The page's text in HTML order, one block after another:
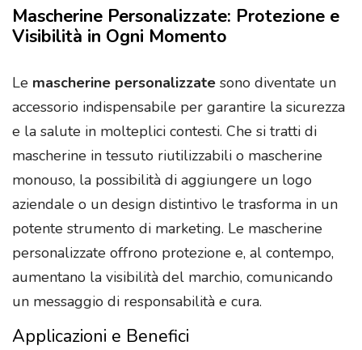
Mascherine Personalizzate: Protezione e
Visibilità in Ogni Momento
Le mascherine personalizzate sono diventate un
accessorio indispensabile per garantire la sicurezza
e la salute in molteplici contesti. Che si tratti di
mascherine in tessuto riutilizzabili o mascherine
monouso, la possibilità di aggiungere un logo
aziendale o un design distintivo le trasforma in un
potente strumento di marketing. Le mascherine
personalizzate offrono protezione e, al contempo,
aumentano la visibilità del marchio, comunicando
un messaggio di responsabilità e cura.
Applicazioni e Benefici